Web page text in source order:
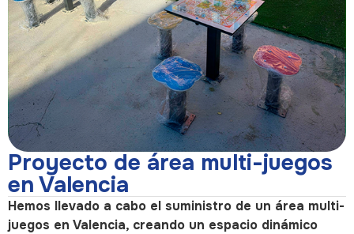
Proyecto de área multi-juegos
en Valencia
Hemos llevado a cabo el suministro de un área multi-
juegos en Valencia, creando un espacio dinámico